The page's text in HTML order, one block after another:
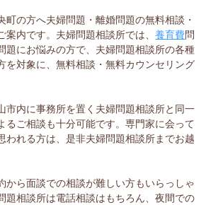
町の方へ夫婦問題・離婚問題の無料相談・
案内です。夫婦問題相談所では、養育費問
題にお悩みの方で、夫婦問題相談所の各種
を対象に、無料相談・無料カウンセリング
市内に事務所を置く夫婦問題相談所と同一
るご相談も十分可能です。専門家に会って
われる方は、是非夫婦問題相談所までお越
から面談での相談が難しい方もいらっしゃ
題相談所は電話相談はもちろん、夜間での